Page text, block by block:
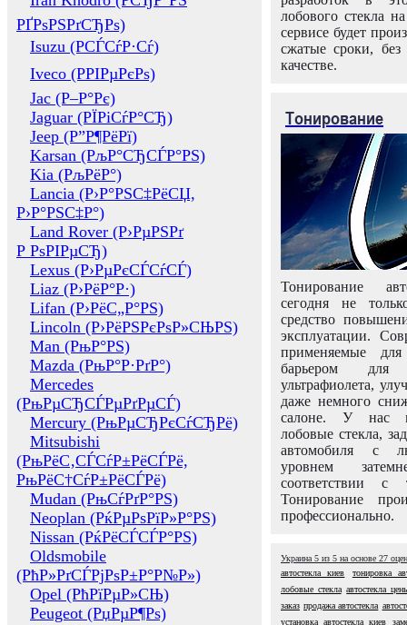
РҐРѕРЅРґСЂРѕ)
Isuzu (РСЃСѓР·Сѓ)
Iveco (РРІРµРєРѕ)
Jac (Р–Р°Рє)
Jaguar (РЇРіСѓР°СЂ)
Jeep (Р”Р¶РёРї)
Karsan (РљР°СЂСЃР°РЅ)
Kia (РљРёР°)
Lancia (Р›Р°РЅС‡РёСЏ,
Р›Р°РЅС‡Р°)
Land Rover (Р›РµРЅРґ
Р РѕРІРµСЂ)
Lexus (Р›РµРєСЃСѓСЃ)
Liaz (Р›РёР°Р·)
Lifan (Р›РёС„Р°РЅ)
Lincoln (Р›РёРЅРєРѕР»СЊРЅ)
Man (РњР°РЅ)
Mazda (РњР°Р·РґР°)
Mercedes
(РњРµСЂСЃРµРґРµСЃ)
Mercury (РњРµСЂРєСѓСЂРё)
Mitsubishi
(РњРёС‚СЃСѓР±РёСЃРё,
РњРёС†СѓР±РёСЃРё)
Mudan (РњСѓРґР°РЅ)
Neoplan (РќРµРѕРїР»Р°РЅ)
Nissan (РќРёСЃСЃР°РЅ)
Oldsmobile
(РћР»РґСЃРјРѕР±Р°Р№Р»)
Opel (РћРїРµР»СЊ)
Peugeot (РџРµР¶Рѕ)
лобового стекла
сервисе будет
сжатые сроки,
качестве.
Тонирование
Тонирование
сегодня не
средство
эксплуатации.
применяемые
барьером для
ультрафиолета,
даже немного
салоне. У нас
лобовые стекла,
автомобиля с
уровнем
соответствии с
Тонирование
профессионально.
Украина 5 из 5 на основе 27
автостекла киев
тонировка
лобовые стекла автостекла
заказ продажа автостекла
установка автостекла киев